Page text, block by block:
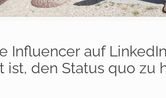
Influencer auf
ist, den Status quo zu